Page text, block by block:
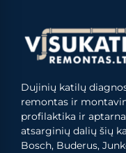
Dujinių katilų
remontas ir
profilaktika ir
atsarginių dalių šių
Bosch, Buderus,